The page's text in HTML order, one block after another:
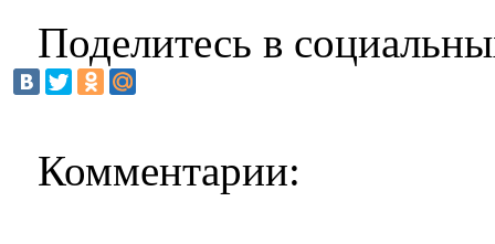
Поделитесь в
Комментарии: